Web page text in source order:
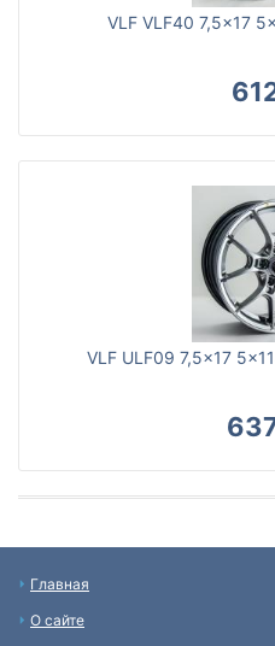
VLF VLF40 7,5x17
VLF ULF09 7,5x17
Главная
О сайте